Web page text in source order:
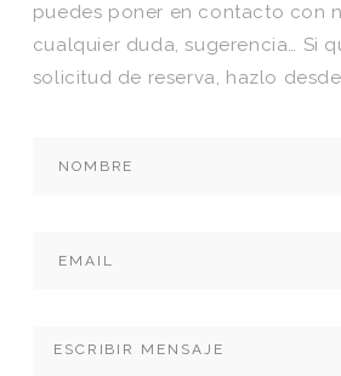
puedes poner en contacto con
cualquier duda, sugerencia… Si
solicitud de reserva, hazlo